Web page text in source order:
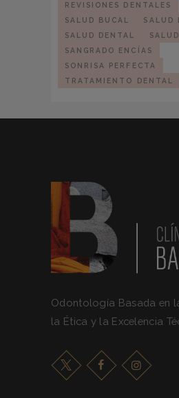
REVISIONES DENTALES
SALUD BUCAL
SALUD
SALUD DENTAL
SANGRADO ENCÍAS
SONRISA PERFECTA
TRATAMIENTO DENTAL
Odontología Basada en
la Ética y la Excelencia